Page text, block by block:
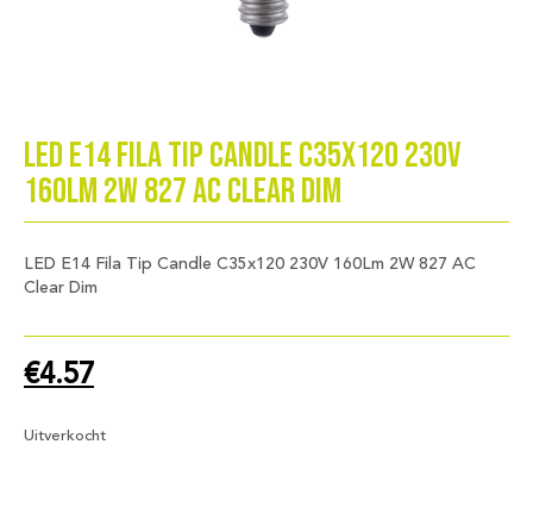
LED E14 Fila Tip Candle C35x120 230V
160Lm 2W 827 AC Clear Dim
LED E14 Fila Tip Candle C35x120 230V 160Lm 2W 827 AC
Clear Dim
€4.57
Uitverkocht